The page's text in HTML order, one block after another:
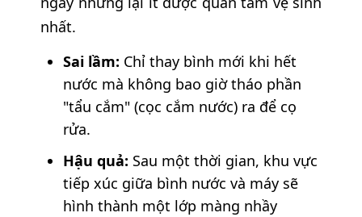
nhất.
Sai lầm: Chỉ thay bình mới khi hết
nước mà không bao giờ tháo phần
"tẩu cắm" (cọc cắm nước) ra để cọ
rửa.
Hậu quả: Sau một thời gian, khu vực
tiếp xúc giữa bình nước và máy sẽ
hình thành một lớp màng nhầy